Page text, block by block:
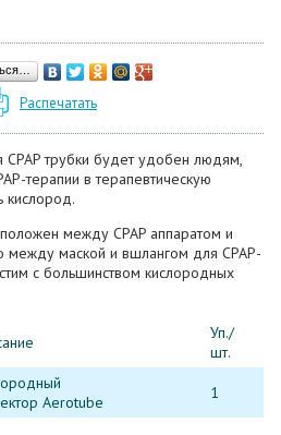
Распечатать
трубки будет удобен людям,
терапии в терапевтическую
кислород.
между CPAP аппаратом и
между маской и вшлангом для CPAP-
с большинством кислородных
Уп./
шт.
Aerotube
1